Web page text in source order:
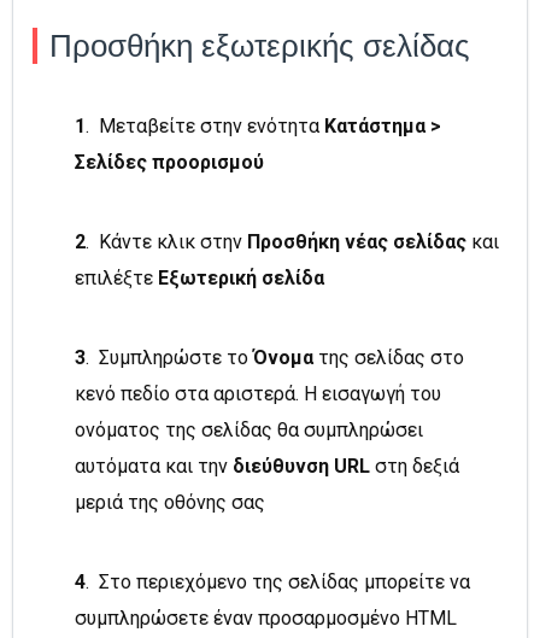
Προσθήκη εξωτερικής σελίδας
1. Μεταβείτε στην ενότητα Κατάστημα >
Σελίδες προορισμού
2. Κάντε κλικ στην Προσθήκη νέας σελίδας και
επιλέξτε Εξωτερική σελίδα
3. Συμπληρώστε τοΌνοματης σελίδας στο
κενό πεδίο στα αριστερά. Η εισαγωγή του
ονόματος της σελίδας θα συμπληρώσει
αυτόματα και την διεύθυνση URL στη δεξιά
μεριά της οθόνης σας
4. Στο περιεχόμενο της σελίδας μπορείτε να
συμπληρώσετε έναν προσαρμοσμένο HTML